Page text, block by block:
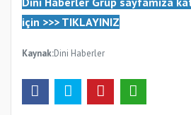
için >>> TIKLAYINIZ
Kaynak:Dini Haberler